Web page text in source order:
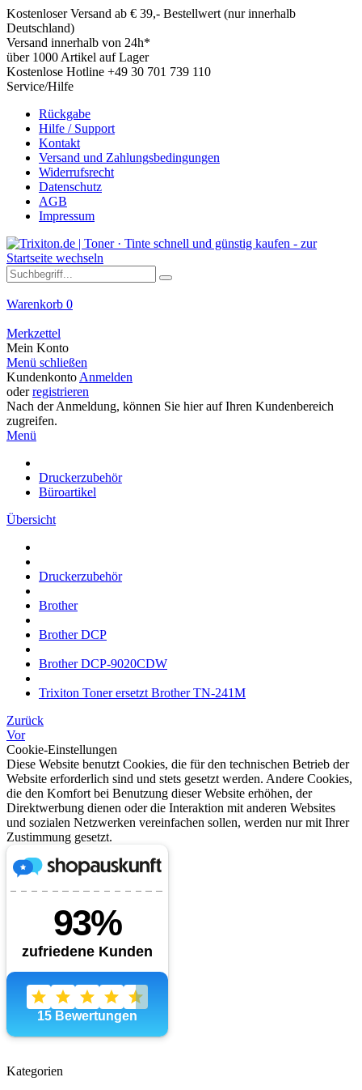
Kostenloser Versand ab € 39,- Bestellwert (nur innerhalb
Deutschland)
Versand innerhalb von 24h*
über 1000 Artikel auf Lager
Kostenlose Hotline +49 30 701 739 110
Service/Hilfe
Rückgabe
Hilfe / Support
Kontakt
Versand und Zahlungsbedingungen
Widerrufsrecht
Datenschutz
AGB
Impressum
Warenkorb 0
Merkzettel
Mein Konto
Menü schließen
Kundenkonto Anmelden
oderregistrieren
Nach der Anmeldung, können Sie hier auf Ihren Kundenbereich
zugreifen.
Menü
Druckerzubehör
Büroartikel
Übersicht
Druckerzubehör
Brother
Brother DCP
Brother DCP-9020CDW
Trixiton Toner ersetzt Brother TN-241M
Zurück
Vor
Cookie-Einstellungen
Diese Website benutzt Cookies, die für den technischen Betrieb der
Website erforderlich sind und stets gesetzt werden. Andere Cookies,
die den Komfort bei Benutzung dieser Website erhöhen, der
Direktwerbung dienen oder die Interaktion mit anderen Websites
und sozialen Netzwerken vereinfachen sollen, werden nur mit Ihrer
Zustimmung gesetzt.
Kategorien